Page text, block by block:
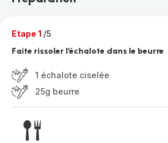
Etape 1 /5
Faite rissoler l’échalote dans le beurre
1 échalote ciselée
25g beurre